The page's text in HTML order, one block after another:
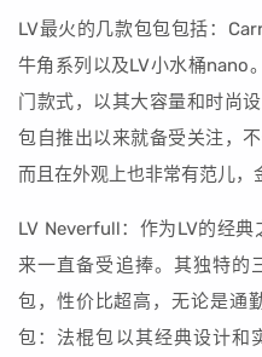
LV最火的几款包包包括：
牛角系列以及LV小水桶nano
门款式，以其大容量和时尚
包自推出以来就备受关注，
而且在外观上也非常有范儿，
LV Neverfull：作为LV的经
来一直备受追捧。其独特的
包，性价比超高，无论是通
包：法棍包以其经典设计和